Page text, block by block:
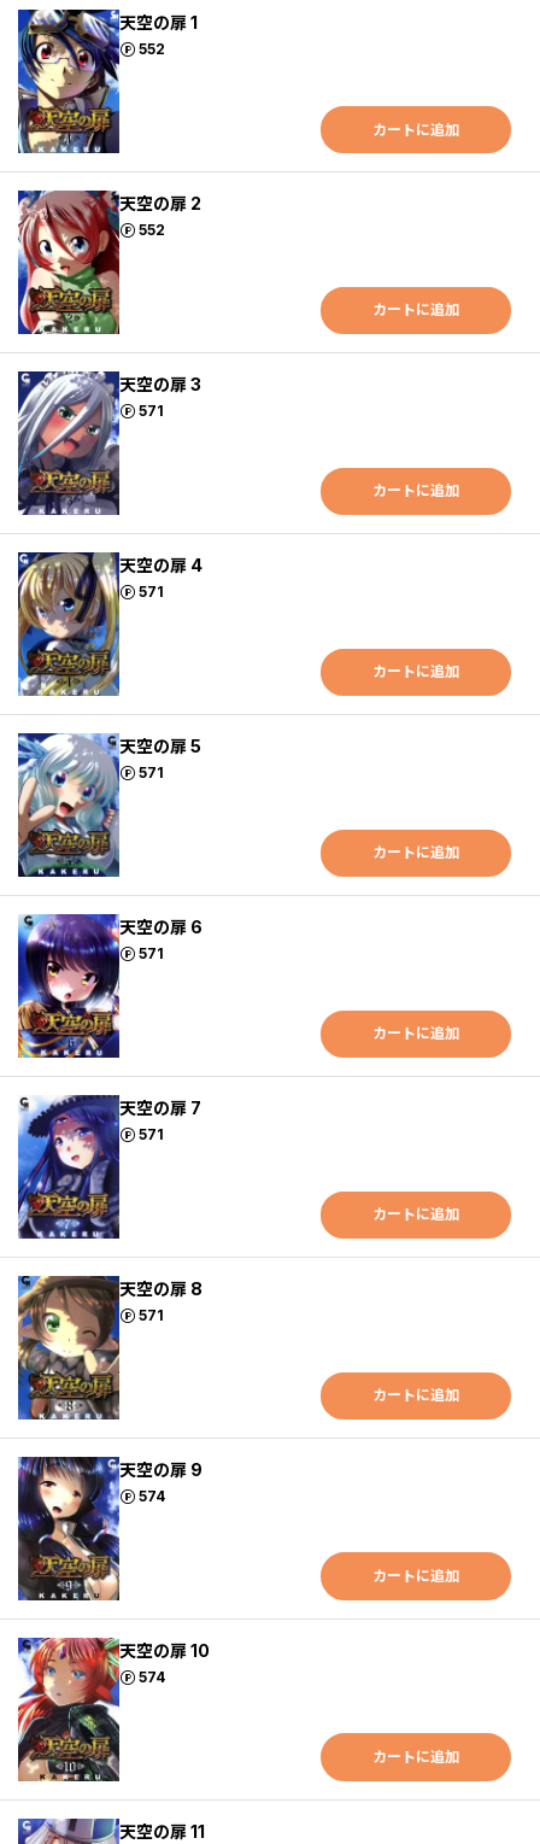
天空の扉 1
552
ポイント
カートに追加
天空の扉 2
552
ポイント
カートに追加
天空の扉 3
571
ポイント
カートに追加
天空の扉 4
571
ポイント
カートに追加
天空の扉 5
571
ポイント
カートに追加
天空の扉 6
571
ポイント
カートに追加
天空の扉 7
571
ポイント
カートに追加
天空の扉 8
571
ポイント
カートに追加
天空の扉 9
574
ポイント
カートに追加
天空の扉 10
574
ポイント
カートに追加
天空の扉 11